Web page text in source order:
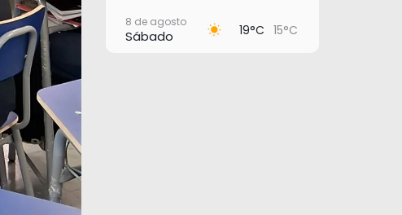
8 de agosto
Sábado 19°C 15°C